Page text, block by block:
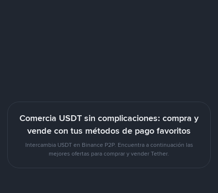
Comercia USDT sin complicaciones: compra y
vende con tus métodos de pago favoritos
Intercambia USDT en Binance P2P. Encuentra a continuación las
mejores ofertas para comprar y vender Tether.